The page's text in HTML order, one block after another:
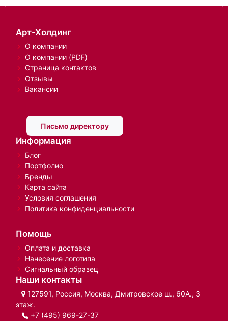
Арт-Холдинг
О компании
О компании (PDF)
Страница контактов
Отзывы
Вакансии
Письмо директору
Информация
Блог
Портфолио
Бренды
Карта сайта
Условия соглашения
Политика конфиденциальности
Помощь
Оплата и доставка
Нанесение логотипа
Сигнальный образец
Наши контакты
127591, Россия, Москва, Дмитровское ш., 60А., 3
этаж.
+7 (495) 969-27-37